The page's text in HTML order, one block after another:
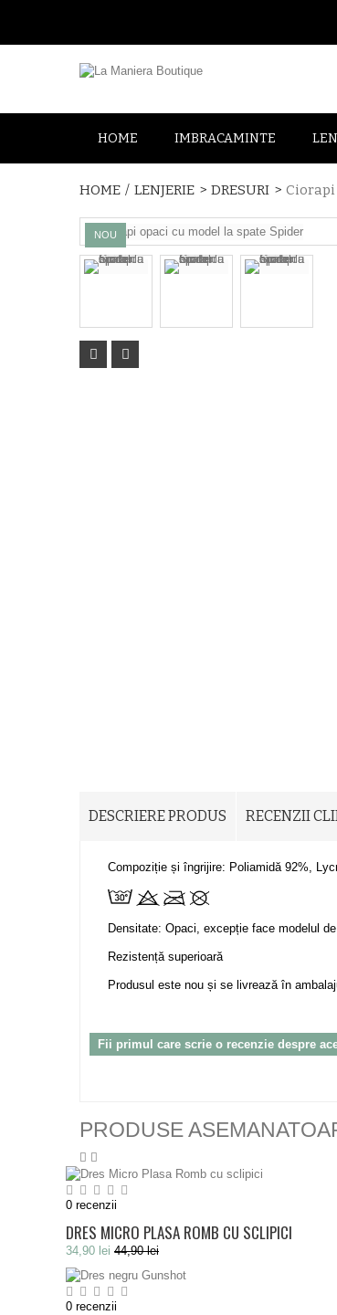
HOME IMBRACAMINTE
HOME / LENJERIE > DRESURI > Ciorapi
NOU
DESCRIERE PRODUS RECENZII
Compoziție și îngrijire: Poliamidă 92%,
Densitate: Opaci, excepție face modelul
Rezistență superioară
Produsul este nou și se livrează în
Fii primul care scrie o recenzie despre
PRODUSE
0 recenzii
DRES MICRO PLASA ROMB CU SCLIPICI
34,90 lei 44,90 lei
0 recenzii